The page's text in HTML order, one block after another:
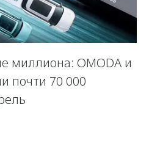
миллиона: OMODA и
почти 70 000